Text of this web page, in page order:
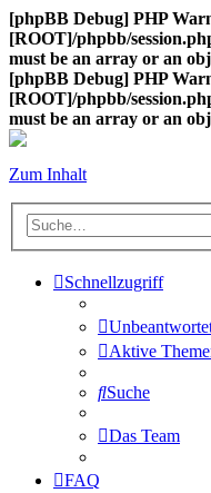
[phpBB Debug] PHP
[ROOT]/phpbb/
must be an array or an
[phpBB Debug] PHP
[ROOT]/phpbb/
must be an array or an
Zum Inhalt
Schnellzugriff
Aktive
Suche
Das Team
FAQ